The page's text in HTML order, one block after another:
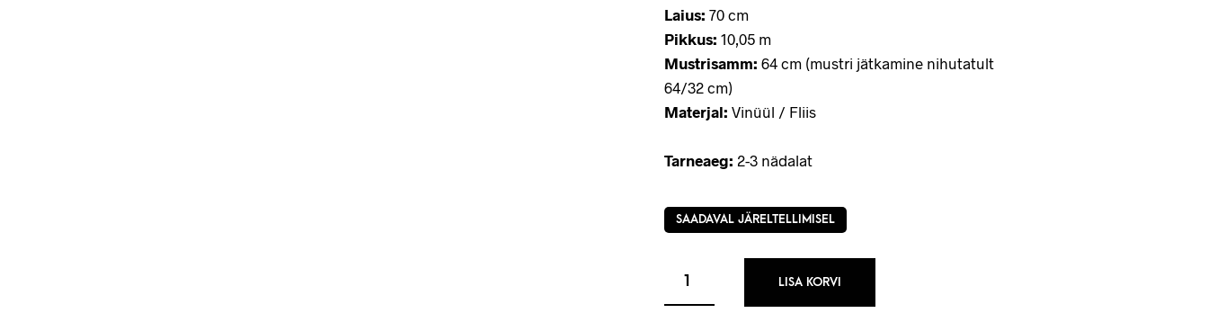
Laius: 70 cm
Pikkus: 10,05 m
Mustrisamm: 64 cm (mustri jätkamine nihutatult
64/32 cm)
Materjal: Vinüül / Fliis
Tarneaeg: 2-3 nädalat
SAADAVAL JÄRELTELLIMISEL
LISA KORVI